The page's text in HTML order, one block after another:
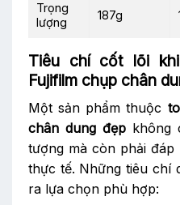
Trọng
lượng
187g
Tiêu chí cốt lõi
Fujifilm chụp chân
Một sản phẩm thuộc
chân dung đẹp không
tượng mà còn phải
thực tế. Những tiêu chí
ra lựa chọn phù hợp: